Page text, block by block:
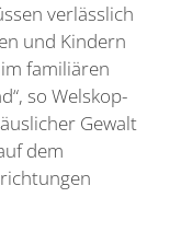
verlässlich
und Kindern
familiären
so Welskop-
Gewalt
dem